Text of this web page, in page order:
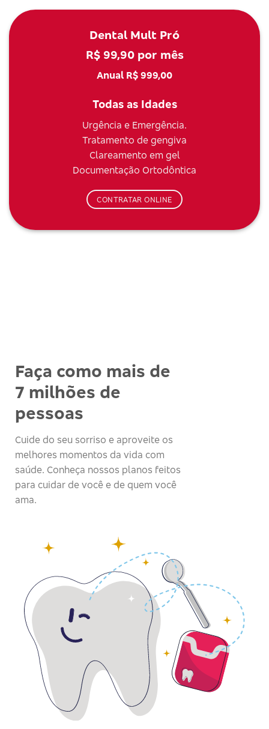
Dental Mult Pró
R$ 99,90 por mês
Anual R$ 999,00
Todas as Idades
Urgência e Emergência.
Tratamento de gengiva
Clareamento em gel
Documentação Ortodôntica
CONTRATAR ONLINE
Faça como mais de
7 milhões de
pessoas
Cuide do seu sorriso e aproveite os
melhores momentos da vida com
saúde. Conheça nossos planos feitos
para cuidar de você e de quem você
ama.